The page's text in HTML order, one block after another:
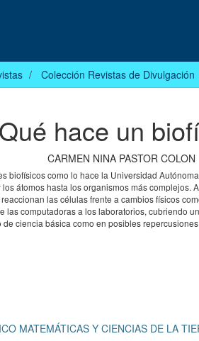
Colección Revistas de Divulgación
hace un
CARMEN NINA PASTOR COLON
biofísicos como lo hace la Universidad
átomos hasta los organismos más complejos.
las células frente a cambios físicos
las computadoras a los laboratorios, cubriendo
de ciencia básica como en posibles
MATEMÁTICAS Y CIENCIAS DE LA